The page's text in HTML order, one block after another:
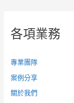
各項業務
專業團隊
案例分享
關於我們